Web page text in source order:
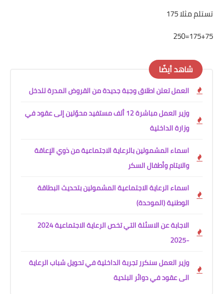
تستلم مثلا 175
175+75=250
شاهد أيضًا
العمل تعلن اطلاق وجبة جديدة من القروض المدرة للدخل
وزير العمل مباشرة 12 ألف مستفيد محوّلين إلى عقود في
وزارة الداخلية
اسماء المشمولين بالرعاية الاجتماعية من ذوي الإعاقة
والايتام وأطفال السكر
اسماء الرعاية الاجتماعية المشمولين بتحديث البطاقة
الوطنية (الموحدة)
الاجابة عن الاسئلة التي تخص الرعاية الاجتماعية 2024
-2025
وزير العمل سنكرر تجربة الداخلية في تحويل شباب الرعاية
الى عقود في دوائر البلدية